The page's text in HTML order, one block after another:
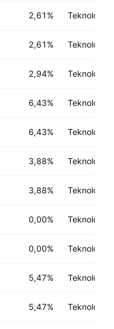
2,61% Teknologi
2,61% Teknologi
2,94% Teknologi
6,43% Teknologi
6,43% Teknologi
3,88% Teknologi
3,88% Teknologi
0,00% Teknologi
0,00% Teknologi
5,47% Teknologi
5,47% Teknologi